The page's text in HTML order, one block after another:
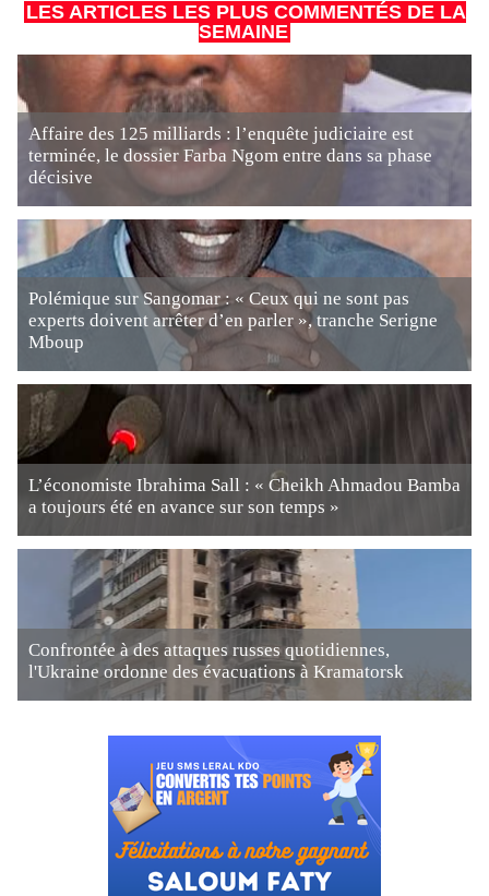
LES ARTICLES LES PLUS COMMENTÉS DE LA
SEMAINE
Affaire des 125 milliards : l’enquête judiciaire est
terminée, le dossier Farba Ngom entre dans sa phase
décisive
Polémique sur Sangomar : « Ceux qui ne sont pas
experts doivent arrêter d’en parler », tranche Serigne
Mboup
L’économiste Ibrahima Sall : « Cheikh Ahmadou Bamba
a toujours été en avance sur son temps »
Confrontée à des attaques russes quotidiennes,
l'Ukraine ordonne des évacuations à Kramatorsk